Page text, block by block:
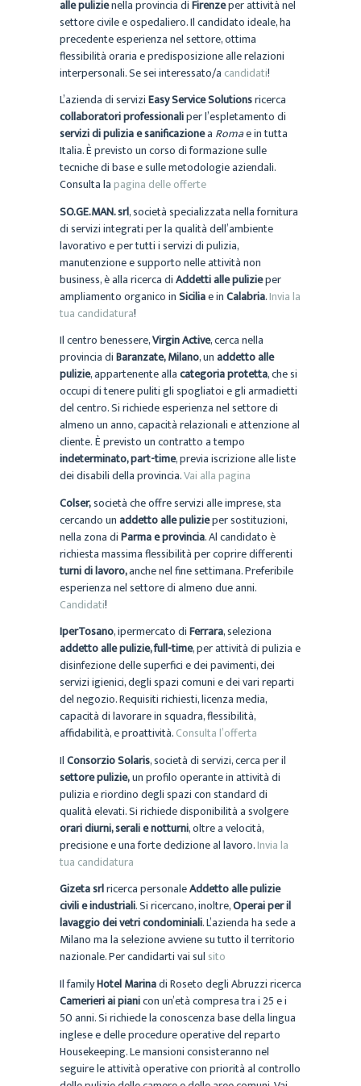
alle pulizienella provincia diFirenzeper attività nel
settore civile e ospedaliero. Il candidato ideale, ha
precedente esperienza nel settore, ottima
flessibilità oraria e predisposizione alle relazioni
interpersonali. Se sei interessato/a candidati!
L’azienda di serviziEasy Service Solutionsricerca
collaboratori professionaliper l’espletamento di
servizi dipulizia e sanificazionea Romae in tutta
Italia. È previsto un corso di formazione sulle
tecniche di base e sulle metodologie aziendali.
Consulta lapagina delle offerte
SO.GE.MAN. srl, società specializzata nella fornitura
di servizi integrati per la qualità dell’ambiente
lavorativo e per tutti i servizi di pulizia,
manutenzione e supporto nelle attività non
business, è alla ricerca diAddetti alle pulizieper
ampliamento organico inSiciliae inCalabria.Invia la
tua candidatura!
Il centro benessere,Virgin Active, cerca nella
provincia diBaranzate, Milano, unaddetto alle
pulizie, appartenente allacategoria protetta, che si
occupi di tenere puliti gli spogliatoi e gli armadietti
del centro. Si richiede esperienza nel settore di
almeno un anno, capacità relazionali e attenzione al
cliente. È previsto un contratto a tempo
indeterminato, part-time, previa iscrizione alle liste
dei disabili della provincia.Vai alla pagina
Colser,società che offre servizi alle imprese, sta
cercando unaddetto alle pulizieper sostituzioni,
nella zona diParma e provincia. Al candidato è
richiesta massima flessibilità per coprire differenti
turni di lavoro,anche nel fine settimana. Preferibile
esperienza nel settore di almeno due anni.
Candidati!
IperTosano, ipermercato diFerrara, seleziona
addetto alle pulizie, full-time, per attività di pulizia e
disinfezione delle superfici e dei pavimenti, dei
servizi igienici, degli spazi comuni e dei vari reparti
del negozio. Requisiti richiesti, licenza media,
capacità di lavorare in squadra, flessibilità,
affidabilità, e proattività.Consulta l’offerta
IlConsorzio Solaris, società di servizi, cerca per il
settore pulizie,un profilo operante in attività di
pulizia e riordino degli spazi con standard di
qualità elevati. Si richiede disponibilità a svolgere
orari diurni, serali e notturni, oltre a velocità,
precisione e una forte dedizione al lavoro.Invia la
tua candidatura
Gizeta srlricerca personaleAddetto alle pulizie
civili e industriali. Si ricercano, inoltre,Operai per il
lavaggio dei vetri condominiali. L’azienda ha sede a
Milano ma la selezione avviene su tutto il territorio
nazionale. Per candidarti vai sul sito
Il familyHotel Marinadi Roseto degli Abruzzi ricerca
Camerieri ai pianicon un’età compresa tra i 25 e i
50 anni. Si richiede la conoscenza base della lingua
inglese e delle procedure operative del reparto
Housekeeping. Le mansioni consisteranno nel
seguire le attività operative con priorità al controllo